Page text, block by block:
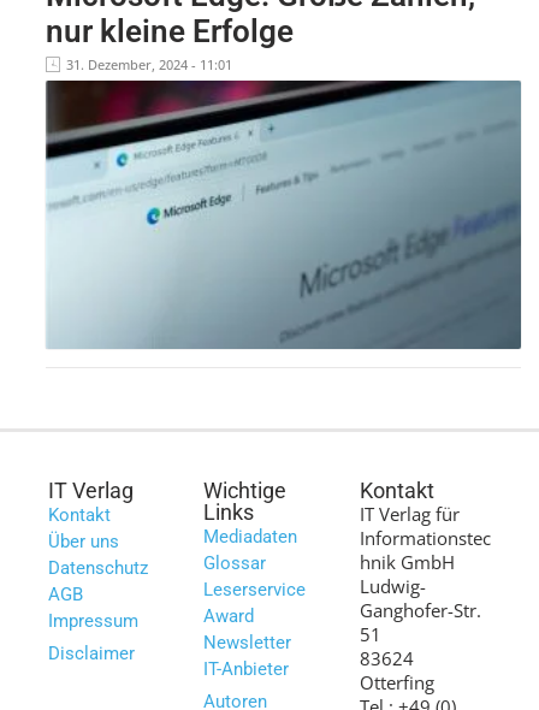
nur kleine Erfolge
31. Dezember, 2024 - 11:01
IT Verlag
Kontakt
Über uns
Datenschutz
AGB
Impressum
Disclaimer
Wichtige
Links
Mediadaten
Glossar
Leserservice
Award
Newsletter
IT-Anbieter
Autoren
Kontakt
IT Verlag für
Informationstec
hnik GmbH
Ludwig-
Ganghofer-Str.
51
83624
Otterfing